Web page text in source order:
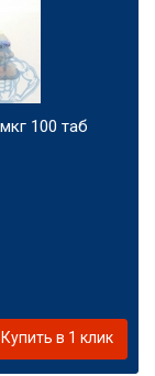
100 таб
Купить в 1 клик